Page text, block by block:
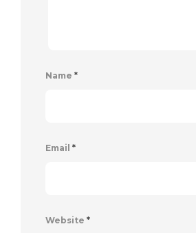
Name *
Email *
Website *